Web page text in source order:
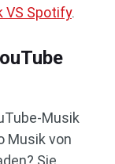
VS Spotify.
Musik
Musik von
Sie